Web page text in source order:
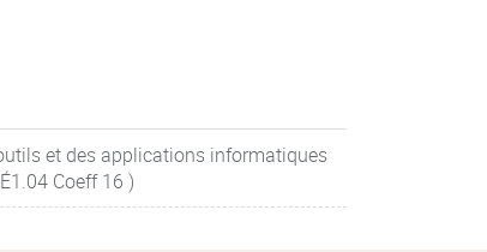
et des applications informatiques
Coeff 16 )